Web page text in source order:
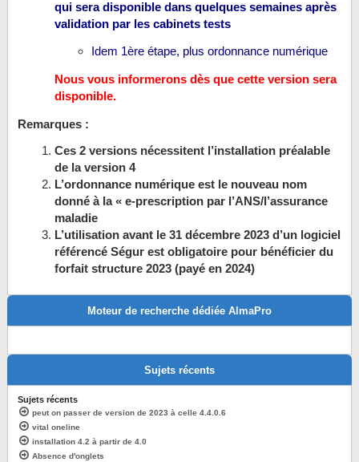
qui sera disponible dans quelques semaines après
validation par les cabinets tests
Idem 1ère étape, plus ordonnance numérique
Nous vous informerons dès que cette version sera
disponible.
Remarques :
Ces 2 versions nécessitent l’installation préalable
de la version 4
L’ordonnance numérique est le nouveau nom
donné à la « e-prescription par l’ANS/l’assurance
maladie
L’utilisation avant le 31 décembre 2023 d’un logiciel
référencé Ségur est obligatoire pour bénéficier du
forfait structure 2023 (payé en 2024)
Moteur de recherche dédiée AlmaPro
Sujets récents
Sujets récents
peut on passer de version de 2023 à celle 4.4.0.6
vital oneline
installation 4.2 à partir de 4.0
Absence d'onglets